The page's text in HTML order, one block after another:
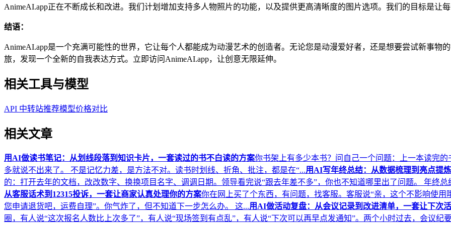
AnimeAI.app正在不断成长和改进。我们计划增加支持多人物照片的功能，以及提供更高清晰度的图片选项。我们的目标是让
结语：
AnimeAI.app是一个充满可能性的世界，它让每个人都能成为动漫艺术的创造者。无论您是动漫爱好者，还是想要尝试新事物
旅，发现一个全新的自我表达方式。立即访问AnimeAI.app，让创意无限延伸。
相关工具与模型
API 中转站推荐模型价格对比
相关文章
用AI做读书笔记：从划线段落到知识卡片，一套读过的书不白读的方案你书架上有多少本书？问自己一个问题：上一本读完
多就说不出来了。 不是记忆力差，是方法不对。读书时划线、折角、批注，都是在“...用AI写年终总结：从数据梳理到亮点提
的：打开去年的文档，改改数字、换换项目名字、调调日期。领导看完说“跟去年差不多”，你也不知道哪里出了问题。 年终
从客服话术到12315投诉，一套让商家认真处理你的方案你在网上买了个东西，有问题，找客服。客服说“亲，这个不影响使
您申请退货吧，运费自理”。你气炸了，但不知道下一步怎么办。 这...用AI做活动复盘：从会议记录到改进清单，一套让下次
圈，有人说“这次报名人数比上次多了”，有人说“现场签到有点乱”，有人说“下次可以再早点发通知”。两个小时过去，会议纪